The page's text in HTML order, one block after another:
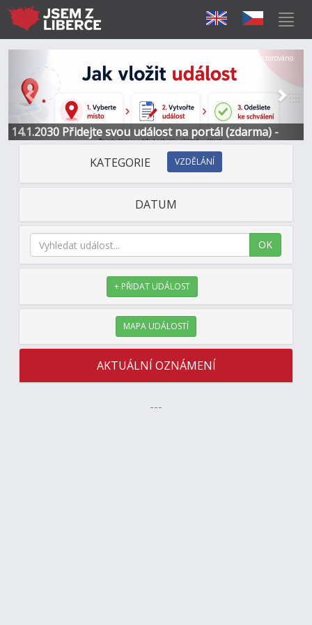
14.1.2030 Přidejte svou událost na portál (zdarma) -
Informace a kontakt
Další
Sponzorováno
KATEGORIE VZDĚLÁNÍ
DATUM
OK
+ PŘIDAT UDÁLOST
MAPA UDÁLOSTÍ
AKTUÁLNÍ OZNÁMENÍ
---